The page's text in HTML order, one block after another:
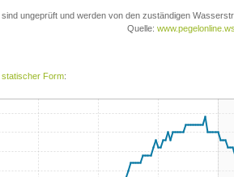
statischer Form: